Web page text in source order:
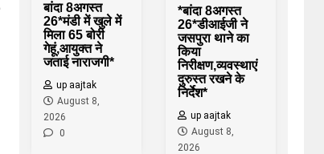
बांदा 8अगस्त
26*मंडी में खुले में
मिला 65 बोरी
गेहूं,आयुक्त ने
जताई नाराजगी*
up aajtak
August 8,
2026
0
*बांदा 8अगस्त
26*डीआईजी ने
जसपुरा थाने का
किया
निरीक्षण,व्यवस्थाएं
दुरुस्त रखने के
निर्देश*
up aajtak
August 8,
2026